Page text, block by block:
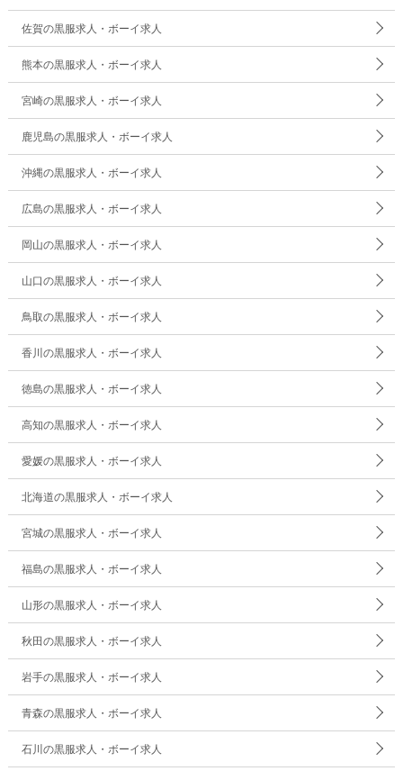
佐賀の黒服求人・ボーイ求人
熊本の黒服求人・ボーイ求人
宮崎の黒服求人・ボーイ求人
鹿児島の黒服求人・ボーイ求人
沖縄の黒服求人・ボーイ求人
広島の黒服求人・ボーイ求人
岡山の黒服求人・ボーイ求人
山口の黒服求人・ボーイ求人
鳥取の黒服求人・ボーイ求人
香川の黒服求人・ボーイ求人
徳島の黒服求人・ボーイ求人
高知の黒服求人・ボーイ求人
愛媛の黒服求人・ボーイ求人
北海道の黒服求人・ボーイ求人
宮城の黒服求人・ボーイ求人
福島の黒服求人・ボーイ求人
山形の黒服求人・ボーイ求人
秋田の黒服求人・ボーイ求人
岩手の黒服求人・ボーイ求人
青森の黒服求人・ボーイ求人
石川の黒服求人・ボーイ求人